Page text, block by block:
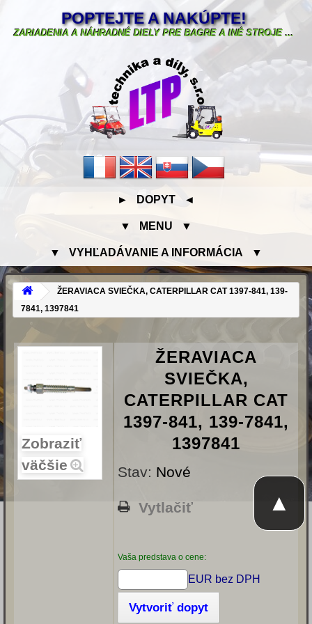
POPTEJTE A NAKÚPTE!
ZARIADENIA A NÁHRADNÉ DIELY PRE BAGRE A INÉ STROJE ...
► DOPYT ◄
▼ MENU ▼
▼ VYHĽADÁVANIE A INFORMÁCIA ▼
ŽERAVIACA SVIEČKA, CATERPILLAR CAT 1397-841, 139-
7841, 1397841
Zobraziť
väčšie
ŽERAVIACA
SVIEČKA,
CATERPILLAR CAT
1397-841, 139-7841,
1397841
Stav: Nové
Vytlačiť
Vaša predstava o cene:
EUR bez DPH
Vytvoriť dopyt
▲